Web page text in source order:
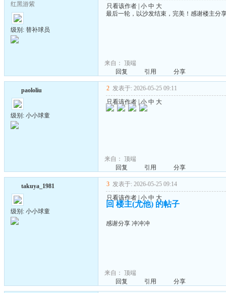
红黑游紫
级别: 替补球员
只看该作者 小 中 大
最后一轮，以沙发结束，完美！感谢楼主分
来自： 顶端
回复
引用 分享
paololiu
级别: 小小球童
2 发表于: 2026-05-25 09:11
只看该作者 |小 中 大
来自： 顶端
回复
引用 分享
takuya_1981
级别: 小小球童
3 发表于: 2026-05-25 09:14
只看该作者 小 中 大
回 楼主(尤他) 的帖子
感谢分享 冲冲冲
来自： 顶端
回复
引用 分享